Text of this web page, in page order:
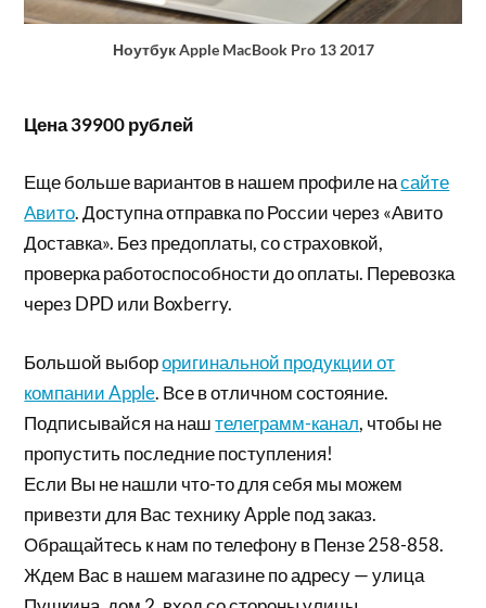
Ноутбук Apple MacBook Pro 13 2017
Цена 39900 рублей
Еще больше вариантов в нашем профиле насайте
Авито. Доступна отправка по России через «Авито
Доставка». Без предоплаты, со страховкой,
проверка работоспособности до оплаты. Перевозка
через DPD или Boxberry.
Большой выбороригинальной продукции от
компании Apple. Все в отличном состояние.
Подписывайся на наштелеграмм-канал, чтобы не
пропустить последние поступления!
Если Вы не нашли что-то для себя мы можем
привезти для Вас технику Apple под заказ.
Обращайтесь к нам по телефону в Пензе 258-858.
Ждем Вас в нашем магазине по адресу — улица